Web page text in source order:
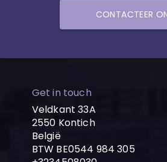
CONTACTEER
Get in touch
Veldkant 33A
2550 Kontich
België
BTW BE0544 984 305